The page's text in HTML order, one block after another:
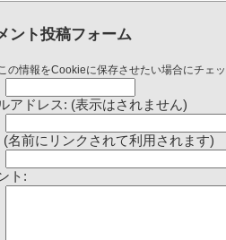
ント投稿フォーム
の情報をCookieに保存させたい場合にチェ
アドレス: (表示はされません)
(名前にリンクされて利用されます)
ト: